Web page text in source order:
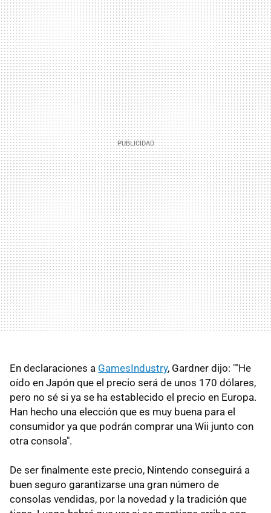
En declaraciones a GamesIndustry, Gardner dijo: ""He
oído en Japón que el precio será de unos 170 dólares,
pero no sé si ya se ha establecido el precio en Europa.
Han hecho una elección que es muy buena para el
consumidor ya que podrán comprar una Wii junto con
otra consola".
De ser finalmente este precio, Nintendo conseguirá a
buen seguro garantizarse una gran número de
consolas vendidas, por la novedad y la tradición que